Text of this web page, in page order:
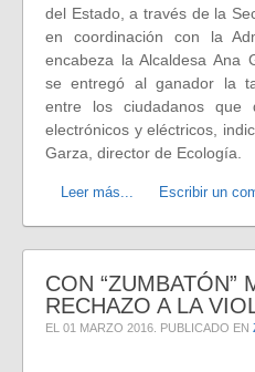
del Estado, a través de la
en coordinación con la
encabeza la Alcaldesa Ana
se entregó al ganador la
entre los ciudadanos que
electrónicos y eléctricos,
Garza, director de Ecología.
Leer más... Escribir un
CON “ZUMBATÓN”
RECHAZO A LA
EL 01 MARZO 2016 . PUBLICADO EN